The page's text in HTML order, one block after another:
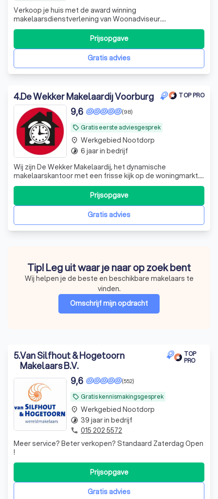
Verkoop je huis met de award winning
makelaarsdienstverlening van Woonadviseur.
Woonadviseur is in 2023/2024/2025 als best beoordeeld
voor het behalen van de hoogste verkoopprijs voor
klanten.
Gratis advies
Prijsopgave
4.De Wekker Makelaardij Voorburg TOP PRO
local_offer Gratis eerste adviesgesprek
(98)
9,6
Wij zijn De Wekker Makelaardij, het dynamische
makelaarskantoor met een frisse kijk op de woningmarkt.
De Wekker Makelaardij Voorburg is een begrip als het gaat
om de woningmarkt in Zuid-Holland en het Westland.
Behalve voor de aankoop en verkoop van woningen zijn wij
ook gespecialiseerd in taxatie
Gratis advies
Prijsopgave
place Werkgebied Nootdorp
timelapse 6 jaar in bedrijf
Tip! Leg uit waar je naar op zoek bent
Wij helpen je de beste en beschikbare makelaars te
vinden.
Omschrijf mijn opdracht
5.Van Silfhout & Hogetoorn
Makelaars B.V.
TOP
PRO
local_offer Gratis kennismakingsgesprek
(552)
9,6
Meer service? Beter verkopen? Standaard Zaterdag Open
!
Gratis advies
Prijsopgave
place Werkgebied Nootdorp
timelapse 39 jaar in bedrijf
phone 015 202 5572